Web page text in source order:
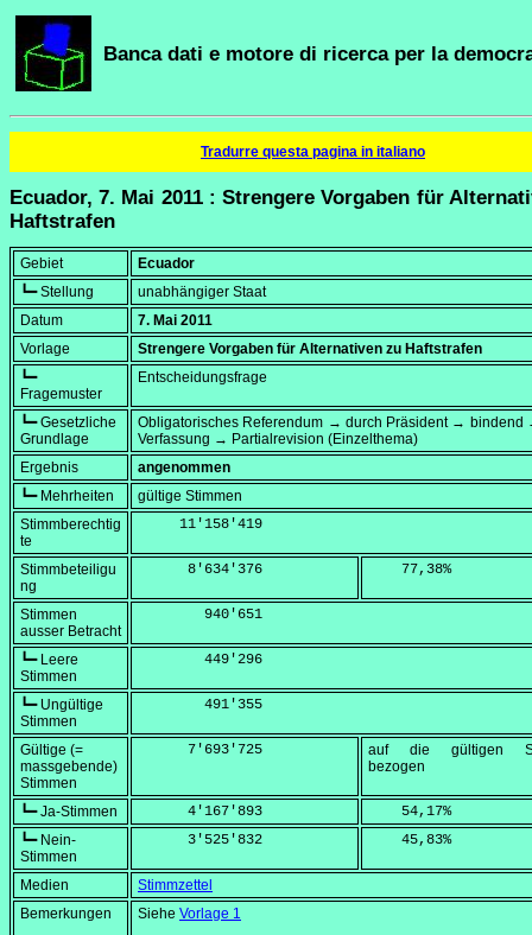
Banca dati e motore di ricerca per la
Tradurre questa pagina in italiano
Ecuador, 7. Mai 2011 : Strengere Vorgaben für
Haftstrafen
Gebiet
Ecuador
┗━ Stellung
unabhängiger Staat
Datum
7. Mai 2011
Vorlage
Strengere Vorgaben für Alternativen zu Haftstrafen
┗━
Fragemuster
Entscheidungsfrage
┗━ Gesetzliche
Grundlage
Obligatorisches Referendum → durch Präsident → bindend
Verfassung → Partialrevision (Einzelthema)
Ergebnis
angenommen
┗━ Mehrheiten
gültige Stimmen
Stimmberechtig
te
     11'158'419
Stimmbeteiligu
ng
      8'634'376
    77,38
%
Stimmen
ausser Betracht
        940'651
┗━ Leere
Stimmen
        449'296
┗━ Ungültige
Stimmen
        491'355
Gültige (=
massgebende)
Stimmen
      7'693'725
auf die gültigen
bezogen
┗━ Ja-Stimmen
      4'167'893
    54,17
%
┗━ Nein-
Stimmen
      3'525'832
    45,83
%
Medien
Stimmzettel
Bemerkungen
Siehe Vorlage 1